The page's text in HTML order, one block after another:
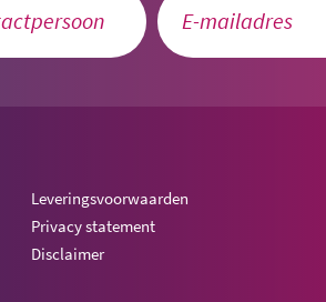
Leveringsvoorwaarden
Privacy statement
Disclaimer